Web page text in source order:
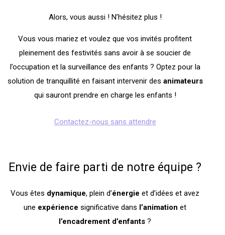
Alors, vous aussi ! N’hésitez plus !
Vous vous mariez et voulez que vos invités profitent
pleinement des festivités sans avoir à se soucier de
l’occupation et la surveillance des enfants ? Optez pour la
solution de tranquillité en faisant intervenir des animateurs
qui sauront prendre en charge les enfants !
Contactez-nous sans attendre
Envie de faire parti de notre équipe ?
Vous êtes dynamique, plein d’énergie et d’idées et avez
une expérience significative dans l’animation et
l’encadrement d’enfants ?